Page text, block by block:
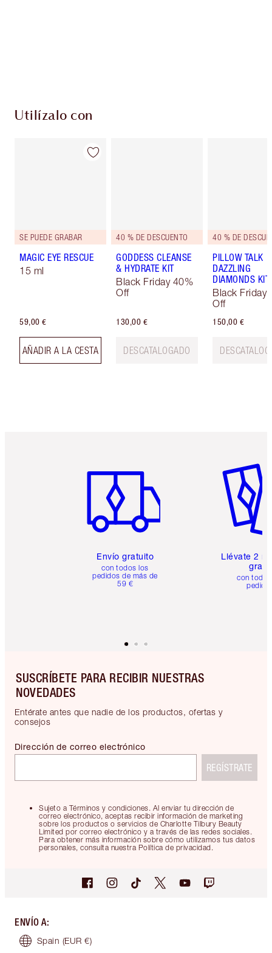
Utilízalo con
SE PUEDE GRABAR
MAGIC EYE RESCUE
15 ml
59,00 €
AÑADIR A LA CESTA
40 % DE DESCUENTO
GODDESS CLEANSE
& HYDRATE KIT
Black Friday 40%
Off
130,00 €
DESCATALOGADO
40 % DE
PILLOW TALK
DAZZLING
DIAMONDS KIT
Black Friday
Off
150,00 €
Envío gratuito
con todos los
pedidos de más de
59 €
Llévate 2
gratis
con
SUSCRÍBETE PARA RECIBIR NUESTRAS
NOVEDADES
Entérate antes que nadie de los productos, ofertas y
consejos
Sujeto a Términos y condiciones. Al enviar tu dirección de
correo electrónico, aceptas recibir información de marketing
sobre los productos o servicios de Charlotte Tilbury Beauty
Limited por correo electrónico y a través de las redes sociales.
Para obtener más información sobre cómo utilizamos tus datos
personales, consulta nuestra Política de privacidad.
Dirección de correo electrónico
REGÍSTRATE
ENVÍO A:
Spain (EUR €)